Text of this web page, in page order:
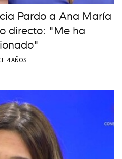
Pardo a Ana María
directo: "Me ha
4 AÑOS